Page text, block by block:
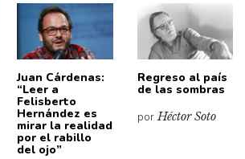
Juan Cárdenas:
“Leer a
Felisberto
Hernández es
mirar la realidad
por el rabillo
del ojo”
Regreso al país
de las sombras
porHéctor Soto